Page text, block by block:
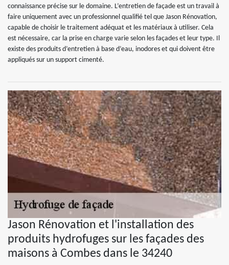
connaissance précise sur le domaine. L’entretien de façade est un travail à
faire uniquement avec un professionnel qualifié tel que Jason Rénovation,
capable de choisir le traitement adéquat et les matériaux à utiliser. Cela
est nécessaire, car la prise en charge varie selon les façades et leur type. Il
existe des produits d’entretien à base d’eau, inodores et qui doivent être
appliqués sur un support cimenté.
Jason Rénovation et l'installation des
produits hydrofuges sur les façades des
maisons à Combes dans le 34240